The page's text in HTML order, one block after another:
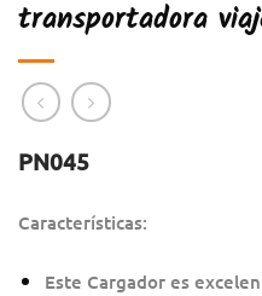
transportadora
PN045
Características:
Este Cargador es